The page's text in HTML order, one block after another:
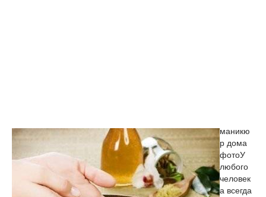
маникю
р дома
фотоУ
любого
человек
а всегда